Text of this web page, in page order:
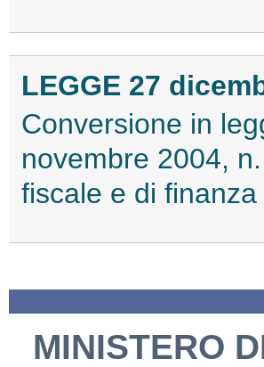
LEGGE 27
Conversione in
novembre 2004,
fiscale e di finanza
MINISTERO